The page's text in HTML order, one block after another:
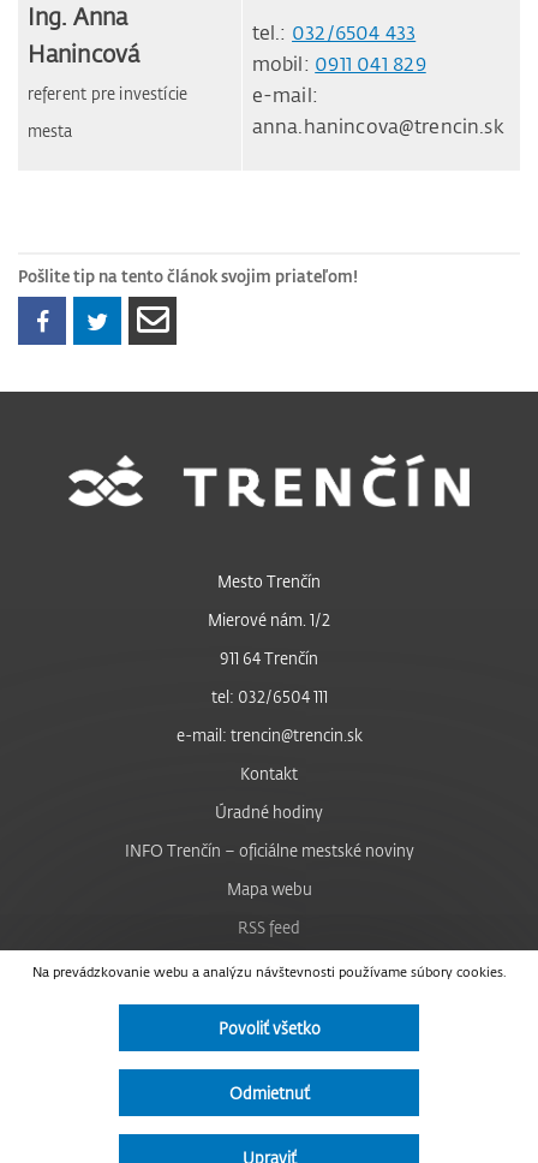
Ing. Anna
Hanincová
referent pre investície
mesta
tel.: 032/6504 433
mobil: 0911 041 829
e-mail:
anna.hanincova@trencin.sk
Pošlite tip na tento článok svojim priateľom!
Na prevádzkovanie webu a analýzu návštevnosti používame súbory cookies.
Povoliť všetko
Odmietnuť
Upraviť
Mesto Trenčín
Mierové nám. 1/2
911 64 Trenčín
tel: 032/6504 111
e-mail: trencin@trencin.sk
Kontakt
Úradné hodiny
INFO Trenčín – oficiálne mestské noviny
Mapa webu
RSS feed
Nastavenie cookies
Facebook
Instagram
Vyhlásenie o prístupnosti